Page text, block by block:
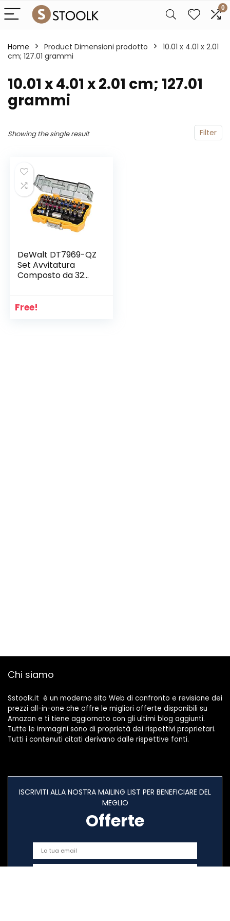
0
Home Product Dimensioni prodotto
‎10.01 x 4.01 x 2.01
cm; 127.01 grammi
‎10.01 x 4.01 x 2.01 cm; 127.01
grammi
Filter
Showing the single result
DeWalt DT7969-QZ
Set Avvitatura
Composto da 32
Magnetico 1/4″
Free!
Chi siamo
Sstoolk.it è un moderno sito Web di confronto e revisione dei
prezzi all-in-one che offre le migliori offerte disponibili su
Amazon e ti tiene aggiornato con gli ultimi blog aggiunti.
Tutte le immagini sono di proprietà dei rispettivi proprietari.
Tutti i contenuti citati derivano dalle rispettive fonti.
ISCRIVITI ALLA NOSTRA MAILING LIST PER BENEFICIARE DEL
MEGLIO
Offerte